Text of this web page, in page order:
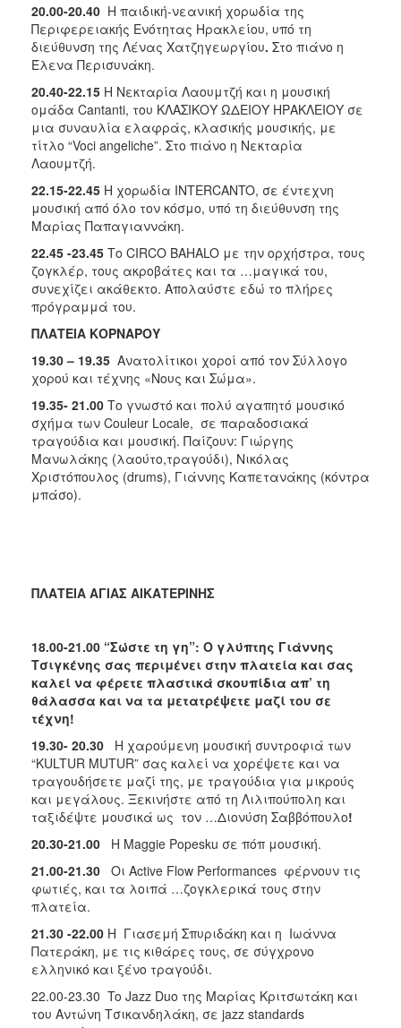
20.00-20.40 H παιδική-νεανική χορωδία της
Περιφερειακής Ενότητας Ηρακλείου, υπό τη
διεύθυνση της Λένας Χατζηγεωργίου. Στο πιάνο η
Έλενα Περισυνάκη.
20.40-22.15 Η Νεκταρία Λαουμτζή και η μουσική
ομάδα Cantanti, του ΚΛΑΣΙΚΟΥ ΩΔΕΙΟΥ ΗΡΑΚΛΕΙΟΥ σε
μια συναυλία ελαφράς, κλασικής μουσικής, με
τίτλο “Voci angeliche”. Στο πιάνο η Νεκταρία
Λαουμτζή.
22.15-22.45 Η χορωδία ΙΝΤΕRCANTO, σε έντεχνη
μουσική από όλο τον κόσμο, υπό τη διεύθυνση της
Μαρίας Παπαγιαννάκη.
22.45 -23.45 Το CIRCO BAHALO με την ορχήστρα, τους
ζογκλέρ, τους ακροβάτες και τα …μαγικά του,
συνεχίζει ακάθεκτο. Απολαύστε εδώ το πλήρες
πρόγραμμά του.
ΠΛΑΤΕΙΑ ΚΟΡΝΑΡΟΥ
19.30 – 19.35 Ανατολίτικοι χοροί από τον Σύλλογο
χορού και τέχνης «Νους και Σώμα».
19.35- 21.00 Το γνωστό και πολύ αγαπητό μουσικό
σχήμα των Couleur Locale, σε παραδοσιακά
τραγούδια και μουσική. Παίζουν: Γιώργης
Μανωλάκης (λαούτο,τραγούδι), Νικόλας
Χριστόπουλος (drums), Γιάννης Καπετανάκης (κόντρα
μπάσο).
ΠΛΑΤΕΙΑ ΑΓΙΑΣ ΑΙΚΑΤΕΡΙΝΗΣ
18.00-21.00 “Σώστε τη γη”: Ο γλύπτης Γιάννης
Τσιγκένης σας περιμένει στην πλατεία και σας
καλεί να φέρετε πλαστικά σκουπίδια απ’ τη
θάλασσα και να τα μετατρέψετε μαζί του σε
τέχνη!
19.30- 20.30 Η χαρούμενη μουσική συντροφιά των
“KULTUR MUTUR” σας καλεί να χορέψετε και να
τραγουδήσετε μαζί της, με τραγούδια για μικρούς
και μεγάλους. Ξεκινήστε από τη Λιλιπούπολη και
ταξιδέψτε μουσικά ως τον …Διονύση Σαββόπουλο!
20.30-21.00 Η Maggie Popesku σε πόπ μουσική.
21.00-21.30 Οι Αctive Flow Performances φέρνουν τις
φωτιές, και τα λοιπά …ζογκλερικά τους στην
πλατεία.
21.30 -22.00 Η Γιασεμή Σπυριδάκη και η Ιωάννα
Πατεράκη, με τις κιθάρες τους, σε σύγχρονο
ελληνικό και ξένο τραγούδι.
22.00-23.30 To Jazz Duo της Μαρίας Κριτσωτάκη και
του Αντώνη Τσικανδηλάκη, σε jazz standards